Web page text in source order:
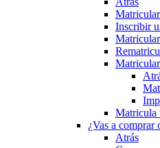
Inscribir
Matricula
¿Vas a comprar
Atrás